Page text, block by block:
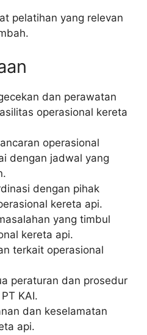
pelatihan yang relevan
dan perawatan
operasional kereta
operasional
dengan jadwal yang
dengan pihak
kereta api.
yang timbul
kereta api.
terkait operasional
peraturan dan prosedur
KAI.
dan keselamatan
api.